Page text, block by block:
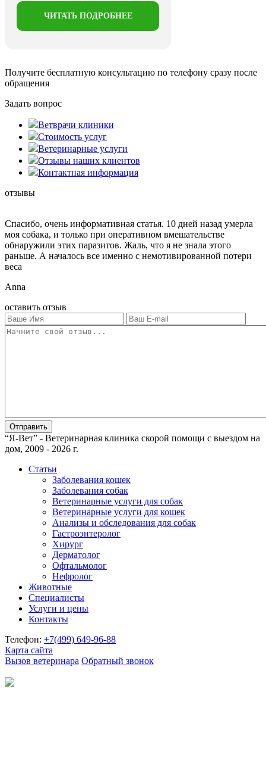
ЧИТАТЬ ПОДРОБНЕЕ
Получите бесплатную консультацию по телефону сразу после
обращения
Задать вопрос
Ветврачи клиники
Стоимость услуг
Ветеринарные услуги
Отзывы наших клиентов
Контактная информация
отзывы
Спасибо, очень информативная статья. 10 дней назад умерла
моя собака, и только при оперативном вмешательстве
обнаружили этих паразитов. Жаль, что я не знала этого
раньше. А началось все именно с немотивированной потери
веса
Anna
оставить отзыв
“Я-Вет” - Ветеринарная клиника скорой помощи с выездом на
дом, 2009 - 2026 г.
Статьи
Заболевания кошек
Заболевания собак
Ветеринарные услуги для собак
Ветеринарные услуги для кошек
Анализы и обследования для собак
Гастроэнтеролог
Хирург
Дерматолог
Офтальмолог
Нефролог
Животные
Специалисты
Услуги и цены
Контакты
Телефон: +7(499) 649-96-88
Карта сайта
Вызов ветеринара Обратный звонок